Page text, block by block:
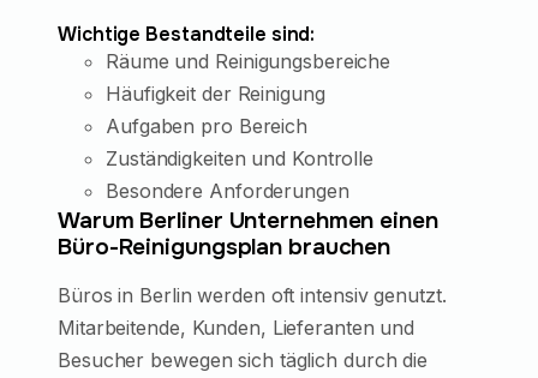
Wichtige Bestandteile sind:
Räume und Reinigungsbereiche
Häufigkeit der Reinigung
Aufgaben pro Bereich
Zuständigkeiten und Kontrolle
Besondere Anforderungen
Warum Berliner Unternehmen einen
Büro-Reinigungsplan brauchen
Büros in Berlin werden oft intensiv genutzt.
Mitarbeitende, Kunden, Lieferanten und
Besucher bewegen sich täglich durch die